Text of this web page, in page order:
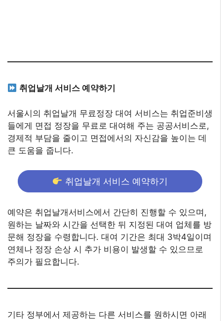
취업날개 서비스 예약하기
서울시의 취업날개 무료정장 대여 서비스는 취업준비생
들에게 면접 정장을 무료로 대여해 주는 공공서비스로,
경제적 부담을 줄이고 면접에서의 자신감을 높이는 데
큰 도움을 줍니다.
취업날개 서비스 예약하기
예약은 취업날개서비스에서 간단히 진행할 수 있으며,
원하는 날짜와 시간을 선택한 뒤 지정된 대여 업체를 방
문해 정장을 수령합니다. 대여 기간은 최대 3박4일이며
연체나 정장 손상 시 추가 비용이 발생할 수 있으므로
주의가 필요합니다.
기타 정부에서 제공하는 다른 서비스를 원하시면 아래